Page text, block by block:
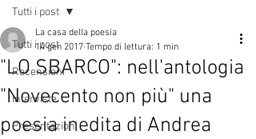
Tutti i post
Recensioni
Interviste
Presentazioni
Tutti i post
"LO SBARCO": nell'antologia
"Novecento non più" una
poesia inedita di Andrea
La casa della poesia
14 gen 2017 Tempo di lettura: 1 min